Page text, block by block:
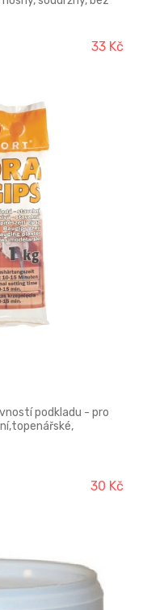
33 Kč
podkladu - pro
30 Kč